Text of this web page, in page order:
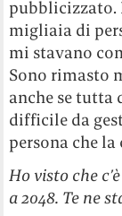
pubblicizzato.
migliaia di
mi stavano
Sono rimasto
anche se tutta
difficile da
persona che la
Ho visto che
a 2048. Te ne